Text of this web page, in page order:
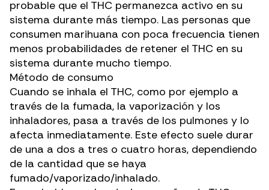
probable que el THC permanezca activo en su
sistema durante más tiempo. Las personas que
consumen marihuana con poca frecuencia tienen
menos probabilidades de retener el THC en su
sistema durante mucho tiempo.
Método de consumo
Cuando se inhala el THC, como por ejemplo a
través de la fumada, la vaporización y los
inhaladores, pasa a través de los pulmones y lo
afecta inmediatamente. Este efecto suele durar
de una a dos a tres o cuatro horas, dependiendo
de la cantidad que se haya
fumado/vaporizado/inhalado.